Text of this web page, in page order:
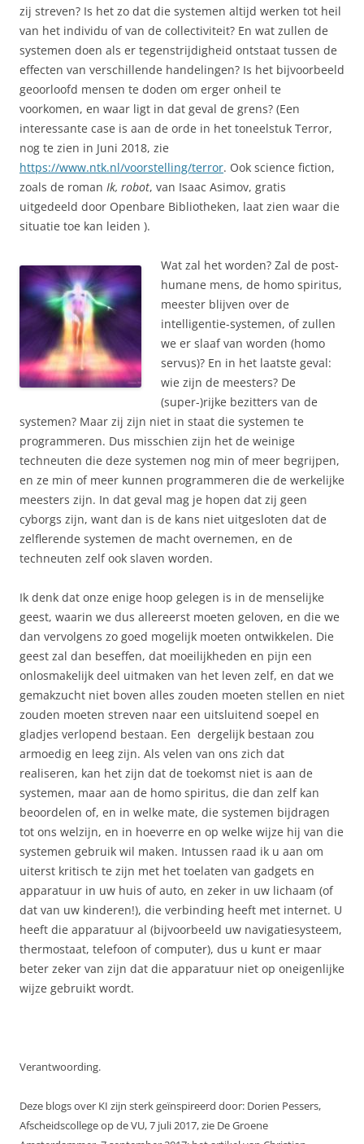
zij streven? Is het zo dat die systemen altijd werken tot heil
van het individu of van de collectiviteit? En wat zullen de
systemen doen als er tegenstrijdigheid ontstaat tussen de
effecten van verschillende handelingen? Is het bijvoorbeeld
geoorloofd mensen te doden om erger onheil te
voorkomen, en waar ligt in dat geval de grens? (Een
interessante case is aan de orde in het toneelstuk Terror,
nog te zien in Juni 2018, zie
https://www.ntk.nl/voorstelling/terror. Ook science fiction,
zoals de roman Ik, robot, van Isaac Asimov, gratis
uitgedeeld door Openbare Bibliotheken, laat zien waar die
situatie toe kan leiden ).
Wat zal het worden? Zal de post-
humane mens, de homo spiritus,
meester blijven over de
intelligentie-systemen, of zullen
we er slaaf van worden (homo
servus)? En in het laatste geval:
wie zijn de meesters? De
(super-)rijke bezitters van de
systemen? Maar zij zijn niet in staat die systemen te
programmeren. Dus misschien zijn het de weinige
techneuten die deze systemen nog min of meer begrijpen,
en ze min of meer kunnen programmeren die de werkelijke
meesters zijn. In dat geval mag je hopen dat zij geen
cyborgs zijn, want dan is de kans niet uitgesloten dat de
zelflerende systemen de macht overnemen, en de
techneuten zelf ook slaven worden.
Ik denk dat onze enige hoop gelegen is in de menselijke
geest, waarin we dus allereerst moeten geloven, en die we
dan vervolgens zo goed mogelijk moeten ontwikkelen. Die
geest zal dan beseffen, dat moeilijkheden en pijn een
onlosmakelijk deel uitmaken van het leven zelf, en dat we
gemakzucht niet boven alles zouden moeten stellen en niet
zouden moeten streven naar een uitsluitend soepel en
gladjes verlopend bestaan. Een dergelijk bestaan zou
armoedig en leeg zijn. Als velen van ons zich dat
realiseren, kan het zijn dat de toekomst niet is aan de
systemen, maar aan de homo spiritus, die dan zelf kan
beoordelen of, en in welke mate, die systemen bijdragen
tot ons welzijn, en in hoeverre en op welke wijze hij van die
systemen gebruik wil maken. Intussen raad ik u aan om
uiterst kritisch te zijn met het toelaten van gadgets en
apparatuur in uw huis of auto, en zeker in uw lichaam (of
dat van uw kinderen!), die verbinding heeft met internet. U
heeft die apparatuur al (bijvoorbeeld uw navigatiesysteem,
thermostaat, telefoon of computer), dus u kunt er maar
beter zeker van zijn dat die apparatuur niet op oneigenlijke
wijze gebruikt wordt.
Verantwoording.
Deze blogs over KI zijn sterk geïnspireerd door: Dorien Pessers,
Afscheidscollege op de VU, 7 juli 2017, zie De Groene